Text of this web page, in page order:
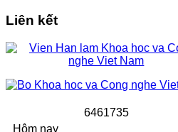
Liên kết
6461735
Hôm nay